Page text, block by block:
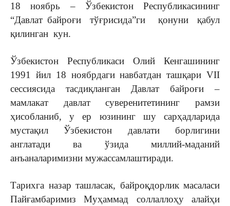
18 ноябрь – Ўзбекистон Республикасининг
“Давлат байроғи тўғрисида”ги қонуни қабул
қилинган кун.
Ўзбекистон Республикаси Олий Кенгашининг
1991 йил 18 ноябрдаги навбатдан ташқари VII
сессиясида тасдиқланган Давлат байроғи –
мамлакат давлат суверенитетининг рамзи
ҳисобланиб, у ер юзининг шу сарҳадларида
мустақил Ўзбекистон давлати борлигини
англатади ва ўзида миллий-маданий
анъаналаримизни мужассамлаштиради.
Тарихга назар ташласак, байроқдорлик масаласи
Пайғамбаримиз Муҳаммад соллаллоҳу алайҳи